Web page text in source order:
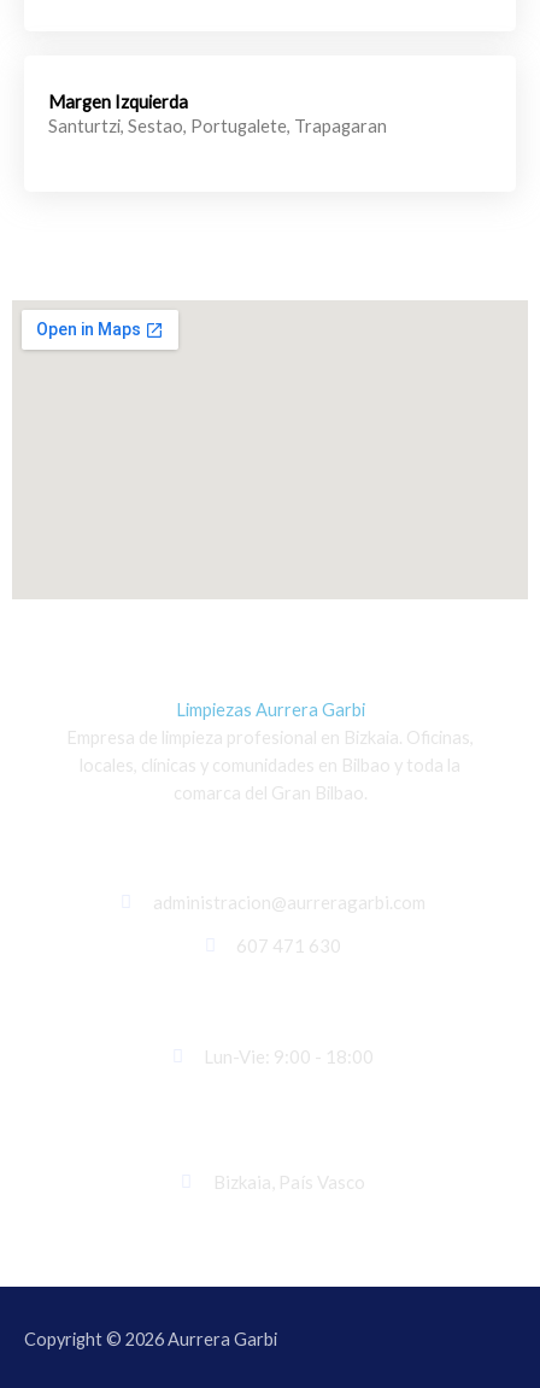
Margen Izquierda
Santurtzi, Sestao, Portugalete, Trapagaran
Limpiezas Aurrera Garbi
Empresa de limpieza profesional en Bizkaia. Oficinas,
locales, clínicas y comunidades en Bilbao y toda la
comarca del Gran Bilbao.
administracion@aurreragarbi.com
607 471 630
Lun-Vie: 9:00 - 18:00
Bizkaia, País Vasco
Copyright © 2026Aurrera Garbi